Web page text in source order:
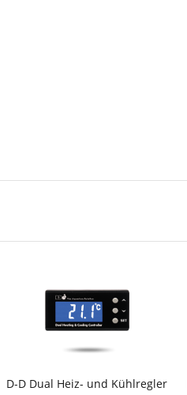
D-D Dual Heiz- und Kühlregler